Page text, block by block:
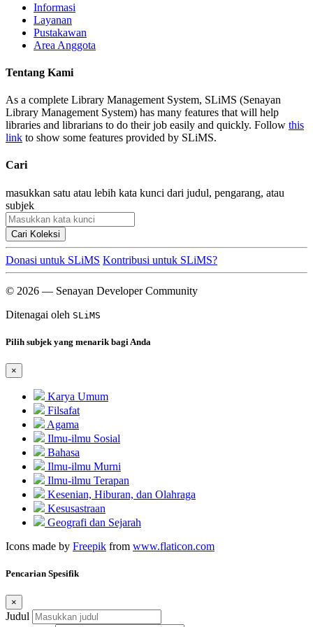
Informasi
Layanan
Pustakawan
Area Anggota
Tentang Kami
As a complete Library Management System, SLiMS (Senayan
Library Management System) has many features that will help
libraries and librarians to do their job easily and quickly. Follow this
link to show some features provided by SLiMS.
Cari
masukkan satu atau lebih kata kunci dari judul, pengarang, atau
subjek
Cari Koleksi
Donasi untuk SLiMS Kontribusi untuk SLiMS?
© 2026 — Senayan Developer Community
Ditenagai oleh SLiMS
Pilih subjek yang menarik bagi Anda
×
Karya Umum
Filsafat
Agama
Ilmu-ilmu Sosial
Bahasa
Ilmu-ilmu Murni
Ilmu-ilmu Terapan
Kesenian, Hiburan, dan Olahraga
Kesusastraan
Geografi dan Sejarah
Icons made by Freepik from www.flaticon.com
Pencarian Spesifik
×
Judul